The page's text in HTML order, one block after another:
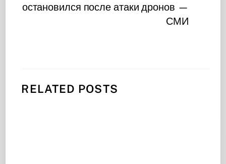
остановился после атаки дронов —
СМИ
RELATED POSTS